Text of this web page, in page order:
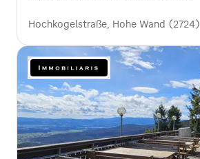
Hochkogelstraße, Hohe Wand (2724)